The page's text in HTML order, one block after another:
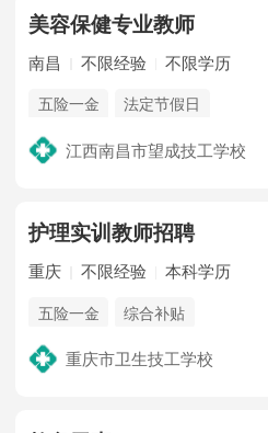
美容保健专业教师
南昌 不限经验 不限学历
五险一金 法定节假日
江西南昌市望成技工学校
护理实训教师招聘
重庆 不限经验 本科学历
五险一金 综合补贴
重庆市卫生技工学校